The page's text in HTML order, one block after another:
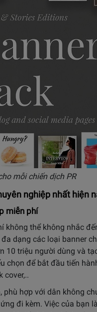
mỗi chiến dịch PR
nghiệp nhất hiện
miễn phí
không thể không nhắc
dạng các loại banner
10 triệu người dùng và
chọn để bắt đầu tiến
cover,..
hợp với dân không
đi kèm. Việc của bạn